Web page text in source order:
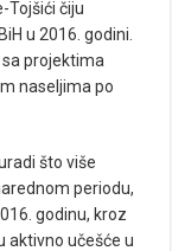
Tojšići čiju
u 2016. godini.
projektima
naseljima po
što više
periodu,
godinu, kroz
aktivno učešće u